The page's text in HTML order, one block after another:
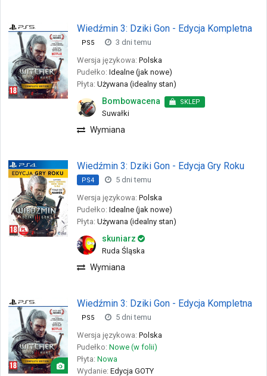
Wiedźmin 3: Dziki Gon - Edycja Kompletna
PS5
3 dni temu
Wersja językowa: Polska
Pudełko: Idealne (jak nowe)
Płyta: Używana (idealny stan)
Bombowacena SKLEP
Suwałki
Wymiana
Wiedźmin 3: Dziki Gon - Edycja Gry Roku
PS4
5 dni temu
Wersja językowa: Polska
Pudełko: Idealne (jak nowe)
Płyta: Używana (idealny stan)
skuniarz
Ruda Śląska
Wymiana
Wiedźmin 3: Dziki Gon - Edycja Kompletna
PS5
5 dni temu
Wersja językowa: Polska
Pudełko: Nowe (w folii)
Płyta: Nowa
Wydanie: Edycja GOTY